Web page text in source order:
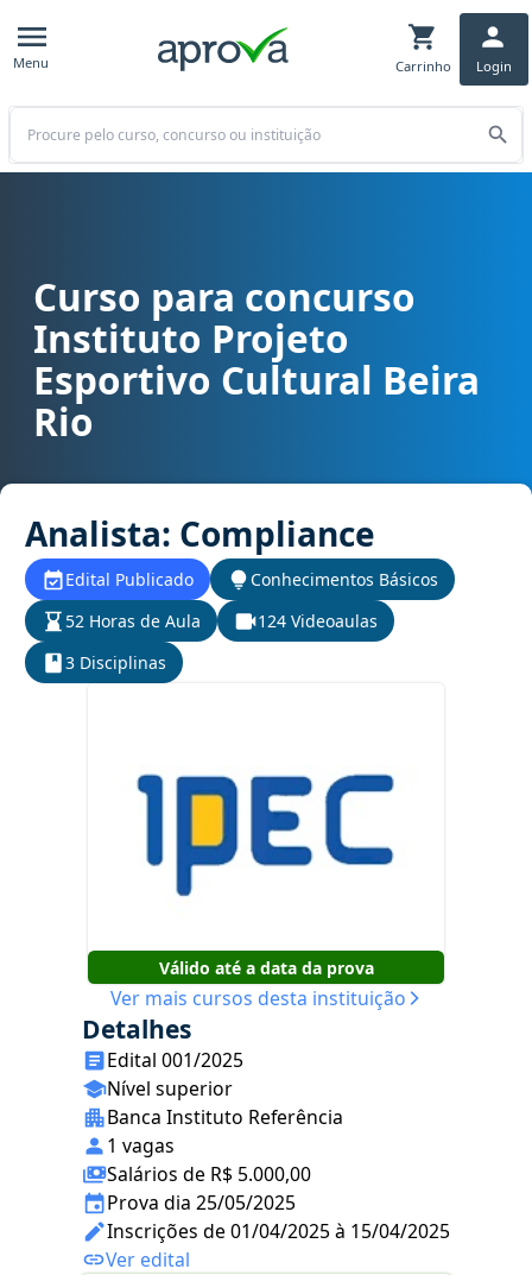
Menu Carrinho Login
Buscar
Curso para concurso IPEC Beira Rio - Instituto Projeto Esportivo
Curso para concurso
Instituto Projeto
Esportivo Cultural Beira
Rio
Analista: Compliance
Edital Publicado
Conhecimentos Básicos
52 Horas de Aula
124 Videoaulas
3 Disciplinas
Válido até a data da prova
Ver mais cursos desta instituição
Detalhes
Edital 001/2025
Nível superior
Banca Instituto Referência
1 vagas
Salários de R$ 5.000,00
Prova dia 25/05/2025
Inscrições de 01/04/2025 à 15/04/2025
Ver edital